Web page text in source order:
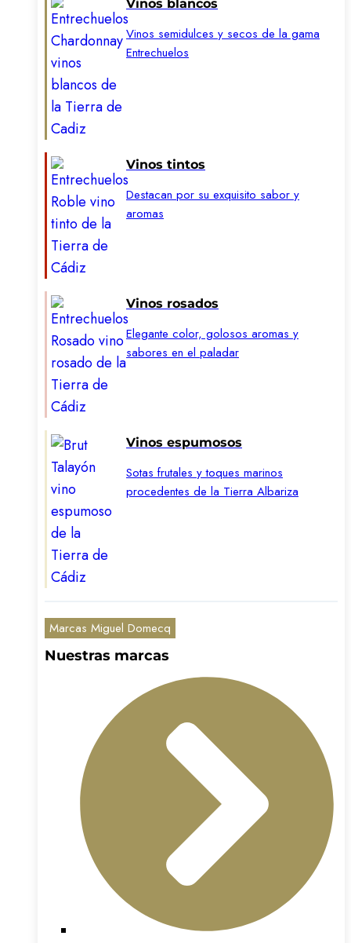
Vinos blancos
Vinos semidulces y secos de la gama
Entrechuelos
Vinos tintos
Destacan por su exquisito sabor y
aromas
Vinos rosados
Elegante color, golosos aromas y
sabores en el paladar
Vinos espumosos
Sotas frutales y toques marinos
procedentes de la Tierra Albariza
Marcas Miguel Domecq
Nuestras marcas